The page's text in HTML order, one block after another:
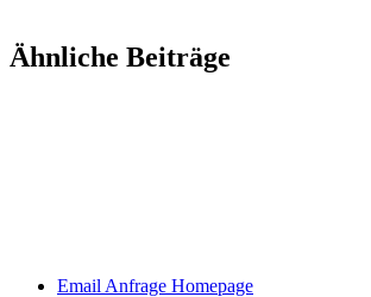
Ähnliche Beiträge
Email Anfrage Homepage